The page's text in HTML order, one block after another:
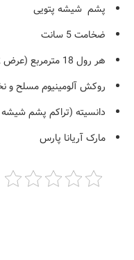
پشم شیشه پتویی
ضخامت 5 سانت
هر رول 18 مترمربع (عرض 1.2متر * طول 15متر)
روکش آلومینیوم مسلح و
دانسیته (تراکم پشم
مارک آریانا پارس